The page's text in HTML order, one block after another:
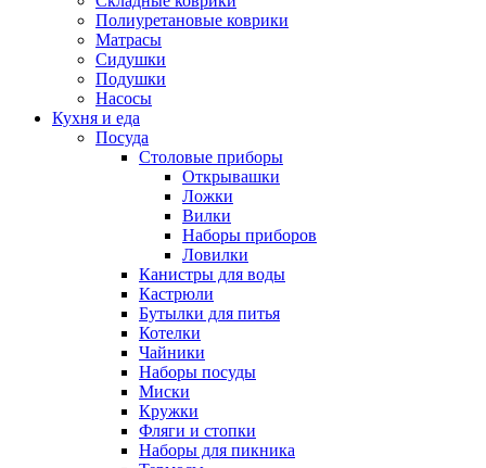
Полиуретановые коврики
Матрасы
Сидушки
Подушки
Насосы
Кухня и еда
Посуда
Столовые приборы
Открывашки
Ложки
Вилки
Наборы приборов
Ловилки
Канистры для воды
Кастрюли
Бутылки для питья
Котелки
Чайники
Наборы посуды
Миски
Кружки
Фляги и стопки
Наборы для пикника